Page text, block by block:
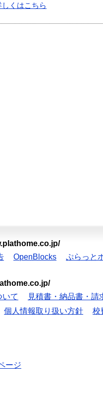
くはこちら
OpenBlocks ぷらっと
いて 見積書・納品書・請
個人情報取り扱い方針 校
ージ